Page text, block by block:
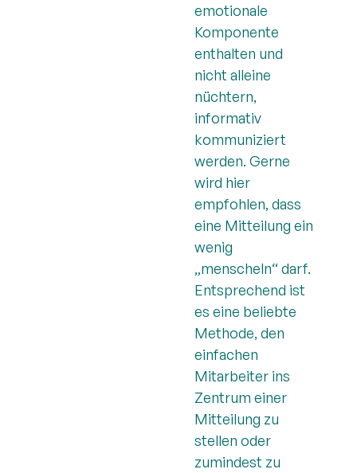
emotionale
Komponente
enthalten und
nicht alleine
nüchtern,
informativ
kommuniziert
werden. Gerne
wird hier
empfohlen, dass
eine Mitteilung ein
wenig
„menscheln“ darf.
Entsprechend ist
es eine beliebte
Methode, den
einfachen
Mitarbeiter ins
Zentrum einer
Mitteilung zu
stellen oder
zumindest zu